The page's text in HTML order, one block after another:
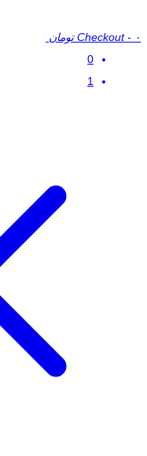
Checkout - ۰ تومان
0
1